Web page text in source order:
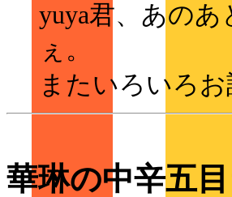
yuya君、あの
ぇ。
またいろいろ
華琳の中辛五